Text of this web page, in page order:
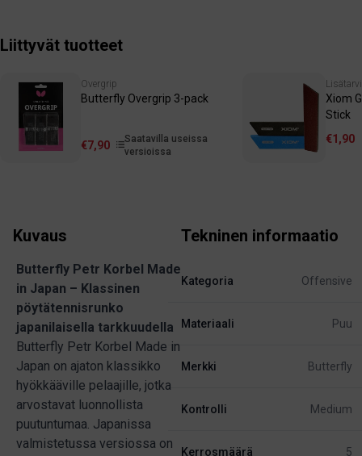
Liittyvät tuotteet
Overgrip
Butterfly Overgrip 3-pack
€7,90
Saatavilla useissa
versioissa
Xiom
Stick
€1,90
Kuvaus
Butterfly Petr Korbel Made
in Japan – Klassinen
pöytätennisrunko
japanilaisella tarkkuudella
Butterfly Petr Korbel Made in
Japan on ajaton klassikko
hyökkääville pelaajille, jotka
arvostavat luonnollista
puutuntumaa. Japanissa
valmistetussa versiossa on
Tekninen informaatio
Kategoria Offensive
Materiaali Puu
Merkki Butterfly
Kontrolli Medium
Kerrosmäärä 5